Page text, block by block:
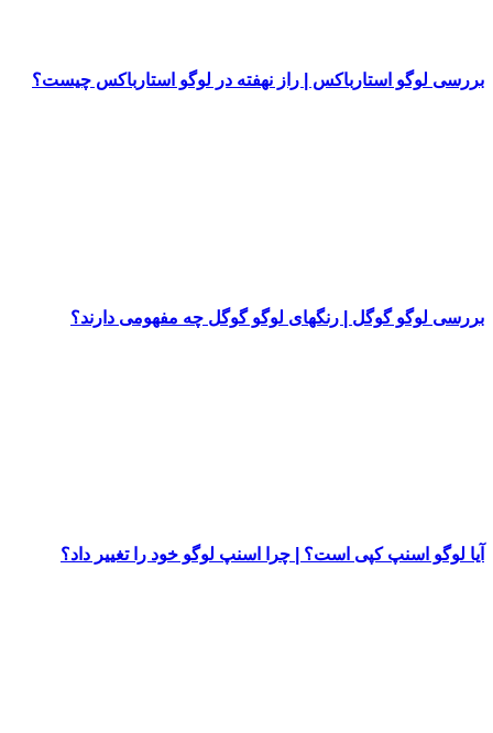
بررسی لوگو استارباکس | راز نهفته در لوگو استارباکس چیست؟
بررسی لوگو گوگل | رنگهای لوگو گوگل چه مفهومی دارند؟
آیا لوگو اسنپ کپی است؟ | چرا اسنپ لوگو خود را تغییر داد؟